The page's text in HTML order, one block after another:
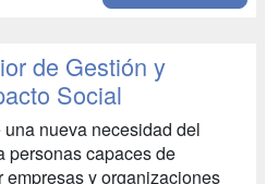
de Gestión y
Social
nueva necesidad del
personas capaces de
empresas y organizaciones